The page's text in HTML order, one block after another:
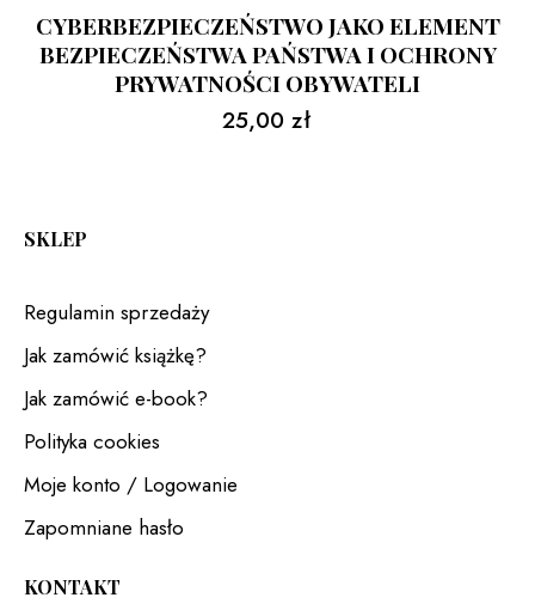
CYBERBEZPIECZEŃSTWO JAKO ELEMENT
BEZPIECZEŃSTWA PAŃSTWA I OCHRONY
PRYWATNOŚCI OBYWATELI
25,00 zł
SKLEP
Regulamin sprzedaży
Jak zamówić książkę?
Jak zamówić e-book?
Polityka cookies
Moje konto / Logowanie
Zapomniane hasło
KONTAKT